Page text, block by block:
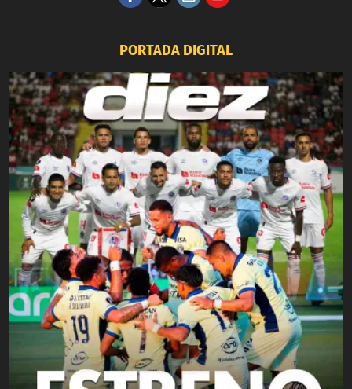
PORTADA DIGITAL